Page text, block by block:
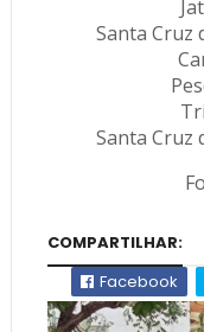
Santa Cruz
Santa Cruz
COMPARTILHAR:
Facebook